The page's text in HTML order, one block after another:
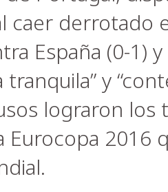
caer derrotado
España (0-1)
y
lograron los
2016